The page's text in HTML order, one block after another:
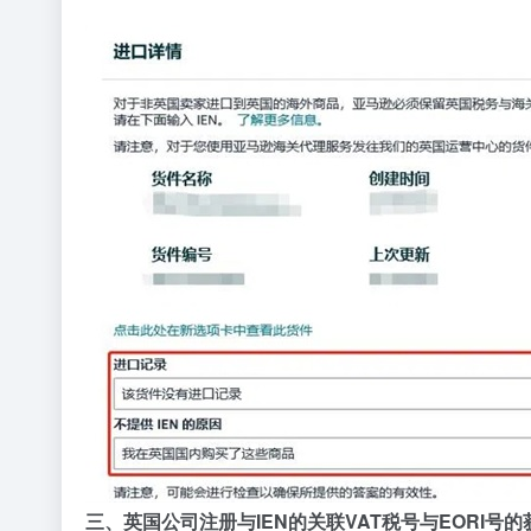
三、 英国公司注册与IEN的关联VAT税号与EORI号的